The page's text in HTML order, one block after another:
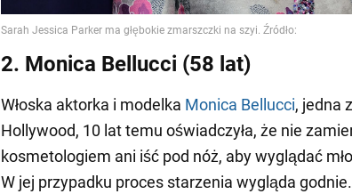
2. Monica Bellucci (58 lat)
Włoska aktorka i modelka Monica Bellucci, jedna
Hollywood, 10 lat temu oświadczyła, że nie
kosmetologiem ani iść pod nóż, aby wyglądać
W jej przypadku proces starzenia wygląda